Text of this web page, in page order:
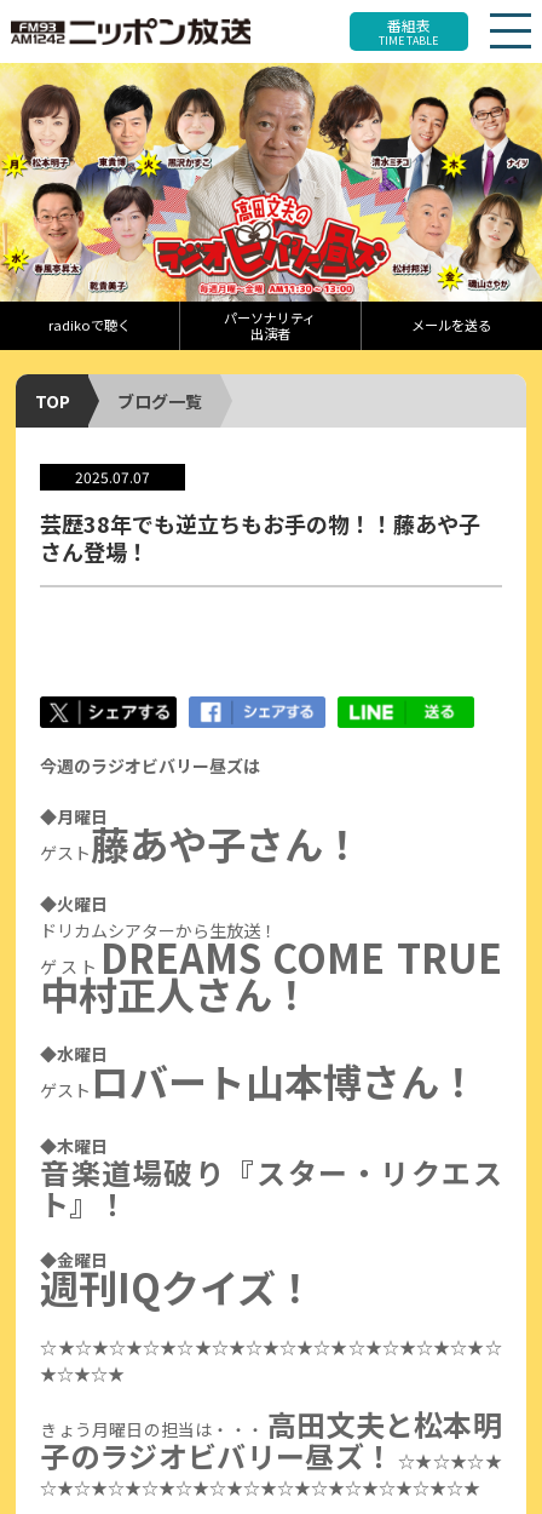
番組表
TIME TABLE
radikoで聴く
パーソナリティ
出演者
メールを送る
TOP ブログ一覧
2025.07.07
芸歴38年でも逆立ちもお手の物！！藤あや子
さん登場！
今週のラジオビバリー昼ズは
◆月曜日
ゲスト藤あや子さん！
◆火曜日
ドリカムシアターから生放送！
ゲスト DREAMS COME TRUE
中村正人さん！
◆水曜日
ゲスト ロバート山本博さん！
◆木曜日
音楽道場破り『スター・リクエス
ト』！
◆金曜日
週刊IQクイズ！
☆★☆★☆★☆★☆★☆★☆★☆★☆★☆★☆★☆★☆★☆
★☆★☆★
きょう月曜日の担当は・・・ 高田文夫と松本明
子のラジオビバリー昼ズ！
☆★☆★☆★
☆★☆★☆★☆★☆★☆★☆★☆★☆★☆★☆★☆★☆★